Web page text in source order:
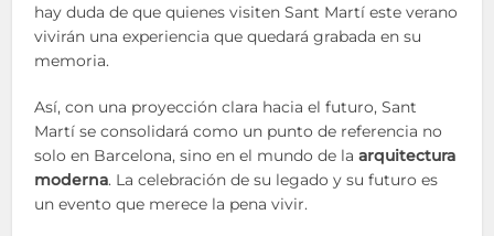
hay duda de que quienes visiten Sant Martí este verano
vivirán una experiencia que quedará grabada en su
memoria.
Así, con una proyección clara hacia el futuro, Sant
Martí se consolidará como un punto de referencia no
solo en Barcelona, sino en el mundo de laarquitectura
moderna. La celebración de su legado y su futuro es
un evento que merece la pena vivir.